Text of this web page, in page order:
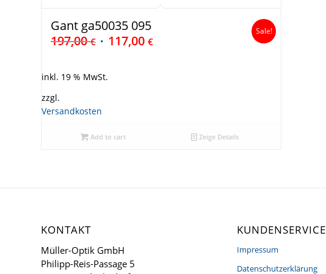
Gant ga50035 095
197,00€ 117,00 €
Sale!
inkl. 19 % MwSt.
zzgl.
Versandkosten
Add to cart Zeige Details
KONTAKT
Müller-Optik GmbH
Philipp-Reis-Passage 5
KUNDENSERVICE
Impressum
Datenschutzerklärung